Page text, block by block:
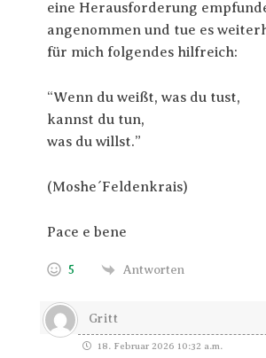
eine Herausforderung
angenommen und tue es
für mich folgendes hilfreich:
“Wenn du weißt, was du tust,
kannst du tun,
was du willst.”
(Moshe´Feldenkrais)
Pace e bene
5 Antworten
Gritt
18. Februar 2026 10:32 a.m.